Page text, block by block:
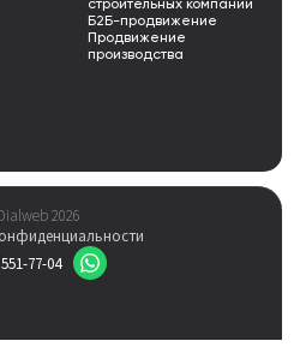
строительных компаний
Б2Б-продвижение
Продвижение
производства
2026
77-04